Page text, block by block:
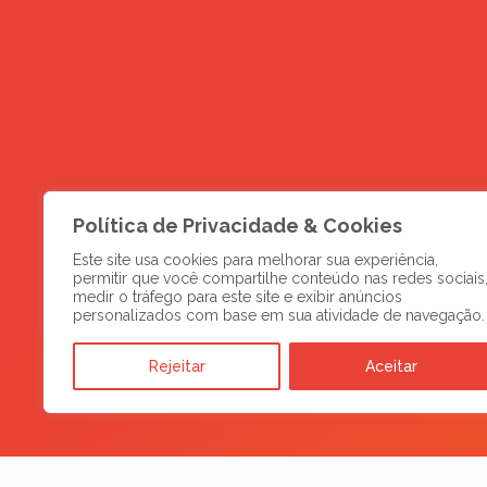
Política de Privacidade & Cookies
Este site usa cookies para melhorar sua experiência,
permitir que você compartilhe conteúdo nas redes
medir o tráfego para este site e exibir anúncios
personalizados com base em sua atividade de navegação.
Rejeitar Aceitar